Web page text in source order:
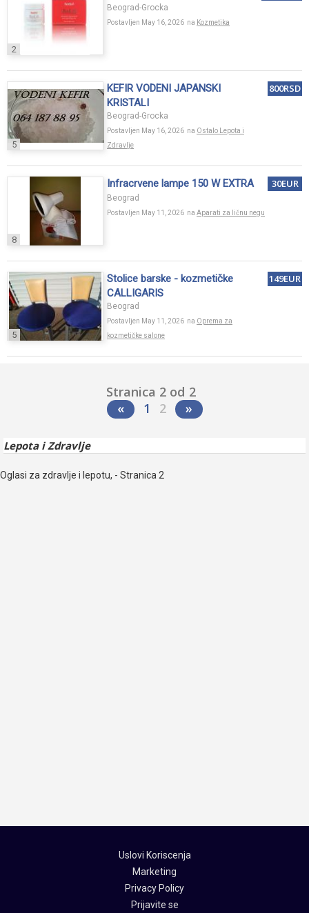
2
Beograd-Grocka
Postavljen May 16, 2026 na Kozmetika
5
KEFIR VODENI JAPANSKI
KRISTALI
Beograd-Grocka
Postavljen May 16, 2026 na Ostalo Lepota i
Zdravlje
800RSD
8
Infracrvene lampe 150 W EXTRA
Beograd
Postavljen May 11, 2026 na Aparati za ličnu negu
30EUR
5
Stolice barske - kozmetičke
CALLIGARIS
Beograd
Postavljen May 11, 2026 na Oprema za
kozmetičke salone
149EUR
Stranica 2 od 2
«
1 2 »
Lepota i Zdravlje
Oglasi za zdravlje i lepotu, - Stranica 2
Uslovi Koriscenja
Marketing
Privacy Policy
Prijavite se